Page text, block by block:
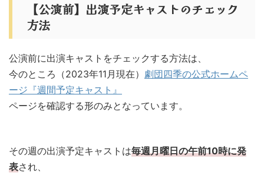
【公演前】出演予定キャストのチェック
方法
公演前に出演キャストをチェックする方法は、
今のところ（2023年11月現在） 劇団四季の公式ホームペ
ージ『週間予定キャスト』
ページを確認する形のみとなっています。
その週の出演予定キャストは毎週月曜日の午前10時に発
表され、